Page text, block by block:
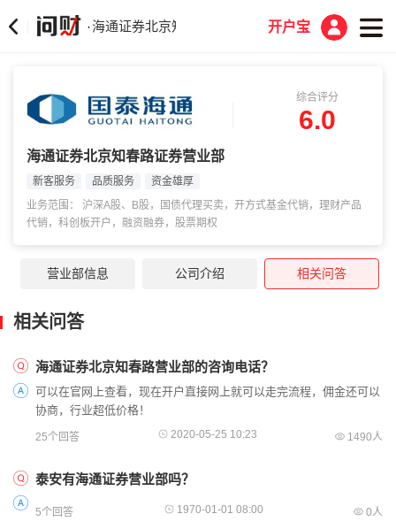
·海通证券北京知春路证券营业部开户宝
综合评分
6.0
海通证券北京知春路证券营业部
新客服务 品质服务
资金雄厚
业务范围： 沪深A股、B股，国债代理买卖，开方式基金代销，理财产品
代销，科创板开户，融资融券，股票期权
营业部信息 公司介绍 相关问答
相关问答
海通证券北京知春路营业部的咨询电话？
可以在官网上查看，现在开户直接网上就可以走完流程，佣金还可以
协商，行业超低价格！
25个回答 2020-05-25 10:23 1490人
泰安有海通证券营业部吗？
5个回答 1970-01-01 08:00 0人